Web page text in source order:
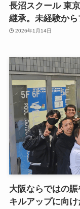
長沼スクール 東
継承。未経験から
2026年1月14日
大阪ならではの
キルアップに向